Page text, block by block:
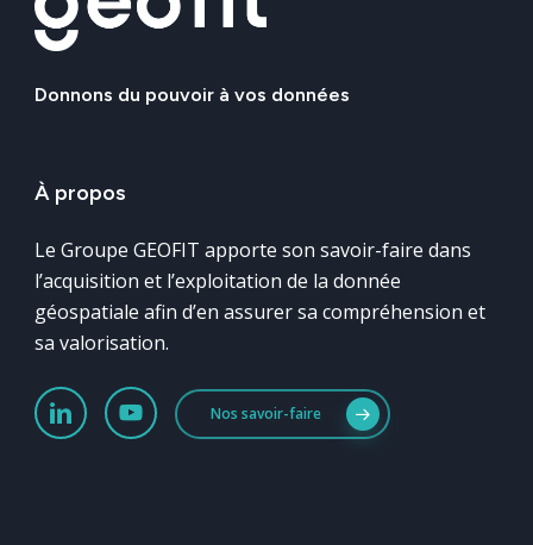
Donnons du pouvoir à vos données
À propos
Le Groupe GEOFIT apporte son savoir-faire dans
l’acquisition et l’exploitation de la donnée
géospatiale afin d’en assurer sa compréhension et
sa valorisation.
Nos savoir-faire